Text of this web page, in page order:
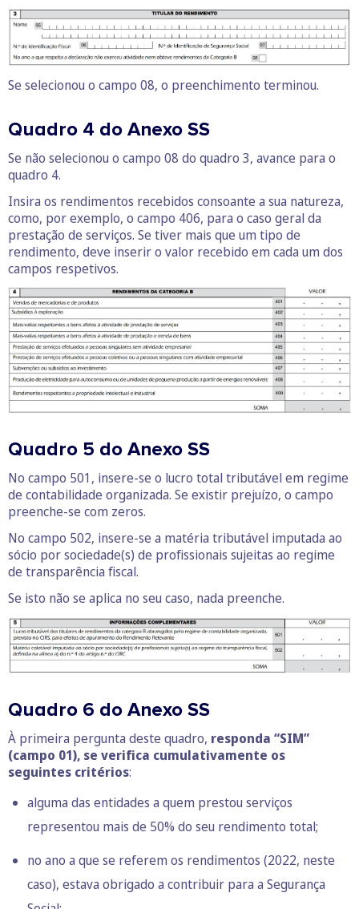
Se selecionou o campo 08, o preenchimento terminou.
Quadro 4 do Anexo SS
Se não selecionou o campo 08 do quadro 3, avance para o
quadro 4.
Insira os rendimentos recebidos consoante a sua natureza,
como, por exemplo, o campo 406, para o caso geral da
prestação de serviços. Se tiver mais que um tipo de
rendimento, deve inserir o valor recebido em cada um dos
campos respetivos.
Quadro 5 do Anexo SS
No campo 501, insere-se o lucro total tributável em regime
de contabilidade organizada. Se existir prejuízo, o campo
preenche-se com zeros.
No campo 502, insere-se a matéria tributável imputada ao
sócio por sociedade(s) de profissionais sujeitas ao regime
de transparência fiscal.
Se isto não se aplica no seu caso, nada preenche.
Quadro 6 do Anexo SS
À primeira pergunta deste quadro, responda “SIM”
(campo 01), se verifica cumulativamente os
seguintes critérios:
alguma das entidades a quem prestou serviços
representou mais de 50% do seu rendimento total;
no ano a que se referem os rendimentos (2022, neste
caso), estava obrigado a contribuir para a Segurança